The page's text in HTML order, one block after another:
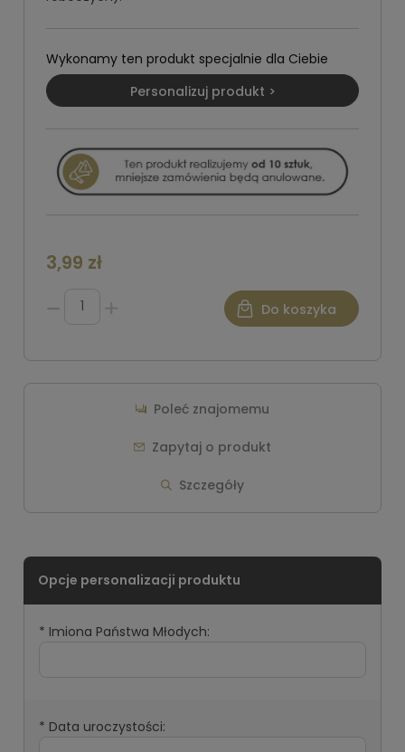
Wykonamy ten produkt specjalnie dla Ciebie
Personalizuj produkt >
* Imiona Państwa Młodych:
* Data uroczystości:
3,99 zł
Do koszyka
Szczegóły
Zapytaj o produkt
Poleć znajomemu